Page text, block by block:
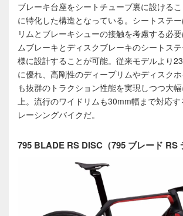
ブレーキ台座をシートチューブ裏に設ける
に特化した構造となっている。シートステ
リムとブレーキシューの接触を考慮する必
ムブレーキとディスクブレーキのシートス
様に設計することが可能。従来モデルより
に優れ、高剛性のディープリムやディスク
も抜群のトラクション性能を実現しつつ大
上。流行のワイドリムも30mm幅まで対応す
レーシングバイクだ。
795 BLADE RS DISC（795 ブレード RS